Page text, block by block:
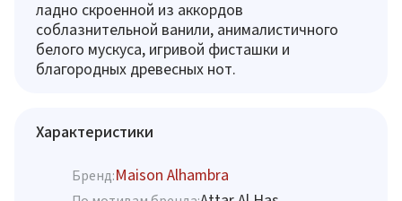
ладно скроенной из аккордов
соблазнительной ванили, анималистичного
белого мускуса, игривой фисташки и
благородных древесных нот.
Характеристики
Бренд:Maison Alhambra